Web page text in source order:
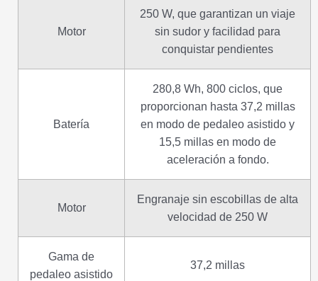
Motor
250 W, que garantizan un viaje
sin sudor y facilidad para
conquistar pendientes
Batería
280,8 Wh, 800 ciclos, que
proporcionan hasta 37,2 millas
en modo de pedaleo asistido y
15,5 millas en modo de
aceleración a fondo.
Motor
Engranaje sin escobillas de alta
velocidad de 250 W
Gama de
pedaleo asistido
37,2 millas